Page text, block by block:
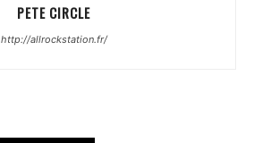
PETE CIRCLE
http://allrockstation.fr/